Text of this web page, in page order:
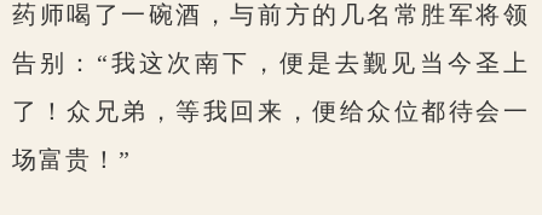
药师喝了一碗酒，与前方的几名常胜军将领
告别：“我这次南下，便是去觐见当今圣上
了！众兄弟，等我回来，便给众位都待会一
场富贵！”